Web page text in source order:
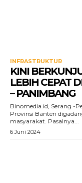
INFRASTRUKTUR
KINI
LEBIH CEPAT
– PANIMBANG
Binomedia.id, Serang -
Provinsi Banten
masyarakat. Pasalnya...
6 Juni 2024